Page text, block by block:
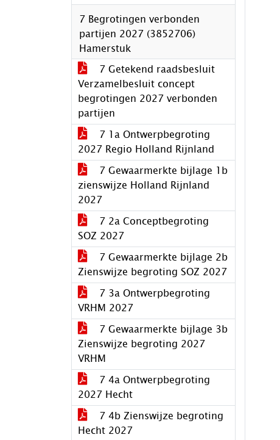
7 Begrotingen verbonden
partijen 2027 (3852706)
Hamerstuk
7 Getekend raadsbesluit
Verzamelbesluit concept
begrotingen 2027 verbonden
partijen
7 1a Ontwerpbegroting
2027 Regio Holland Rijnland
7 Gewaarmerkte bijlage 1b
zienswijze Holland Rijnland
2027
7 2a Conceptbegroting
SOZ 2027
7 Gewaarmerkte bijlage 2b
Zienswijze begroting SOZ 2027
7 3a Ontwerpbegroting
VRHM 2027
7 Gewaarmerkte bijlage 3b
Zienswijze begroting 2027
VRHM
7 4a Ontwerpbegroting
2027 Hecht
7 4b Zienswijze begroting
Hecht 2027